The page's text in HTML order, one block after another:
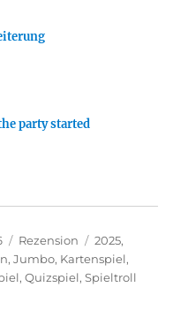
party started
Kategorien
Rezension Schlagwörter
2025,
,Jumbo, Kartenspiel,
,Quizspiel,Spieltroll